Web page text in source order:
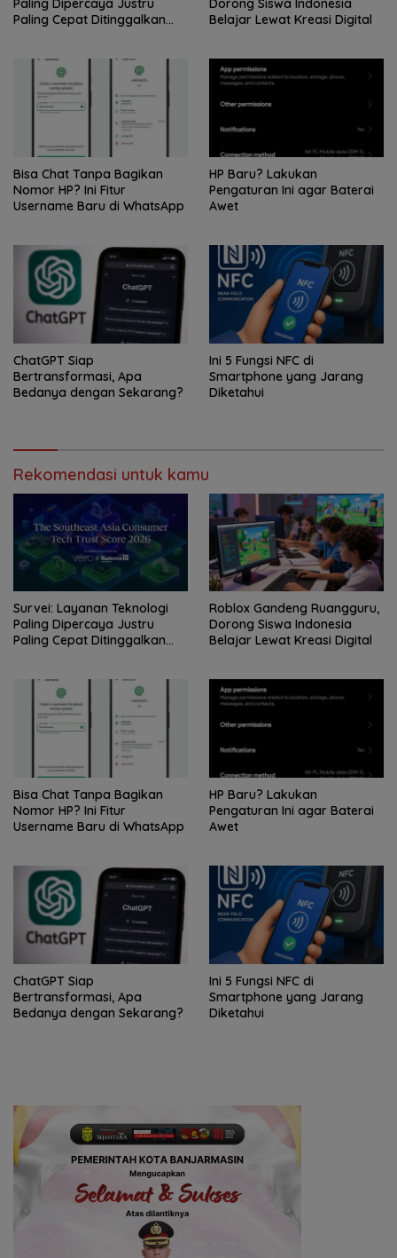
Paling Dipercaya Justru
Paling Cepat Ditinggalkan
Dorong Siswa Indonesia
Belajar Lewat Kreasi Digital
Bisa Chat Tanpa Bagikan
Nomor HP? Ini Fitur
Username Baru di WhatsApp
HP Baru? Lakukan
Pengaturan Ini agar Baterai
Awet
ChatGPT Siap
Bertransformasi, Apa
Bedanya dengan Sekarang?
Ini 5 Fungsi NFC di
Smartphone yang Jarang
Diketahui
Rekomendasi untuk kamu
Survei: Layanan Teknologi
Paling Dipercaya Justru
Paling Cepat Ditinggalkan
Roblox Gandeng Ruangguru,
Dorong Siswa Indonesia
Belajar Lewat Kreasi Digital
Bisa Chat Tanpa Bagikan
Nomor HP? Ini Fitur
Username Baru di WhatsApp
HP Baru? Lakukan
Pengaturan Ini agar Baterai
Awet
ChatGPT Siap
Bertransformasi, Apa
Bedanya dengan Sekarang?
Ini 5 Fungsi NFC di
Smartphone yang Jarang
Diketahui